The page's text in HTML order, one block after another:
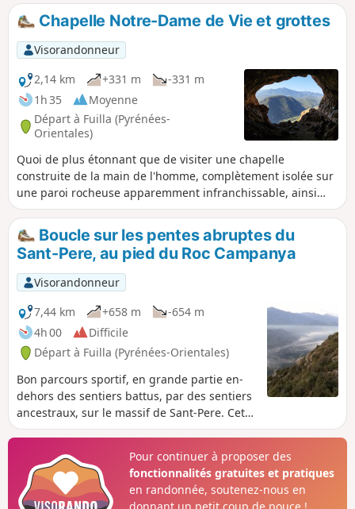
Chapelle Notre-Dame de Vie et grottes
Visorandonneur
2,14 km
+331 m
-331 m
1h 35
Moyenne
Départ à Fuilla (Pyrénées-
Orientales)
Quoi de plus étonnant que de visiter une chapelle
construite de la main de l'homme, complètement isolée sur
une paroi rocheuse apparemment infranchissable, ainsi
qu'une immense grotte la surplombant, également équipée
d'un autel formant une autre chapelle, celle-ci naturelle et
encore plus grande que la précédente !Sur le chemin de
l'ascension, on trouve une plus petite grotte. Les deux
grottes sont absolument sans danger. Munis d'une lampe
de poche, vous pourrez mieux les découvrir...De là-haut vue
époustouflante sur la Vallée de la Têt, les vallées
environnantes et le Canigou.
Boucle sur les pentes abruptes du
Sant-Pere, au pied du Roc Campanya
Visorandonneur
7,44 km
+658 m
-654 m
4h 00
Difficile
Départ à Fuilla (Pyrénées-Orientales)
Bon parcours sportif, en grande partie en-
dehors des sentiers battus, par des sentiers
ancestraux, sur le massif de Sant-Pere. Cette
randonnée permet de découvrir, au pied du
incroyable sur la vallée de la Têt et celle de
la Rotja. Vue à 180° avec en ligne de mire au
Sud le Canigou et ses 2784 m.
Pour continuer à proposer des
fonctionnalités gratuites et pratiques
en randonnée, soutenez-nous en